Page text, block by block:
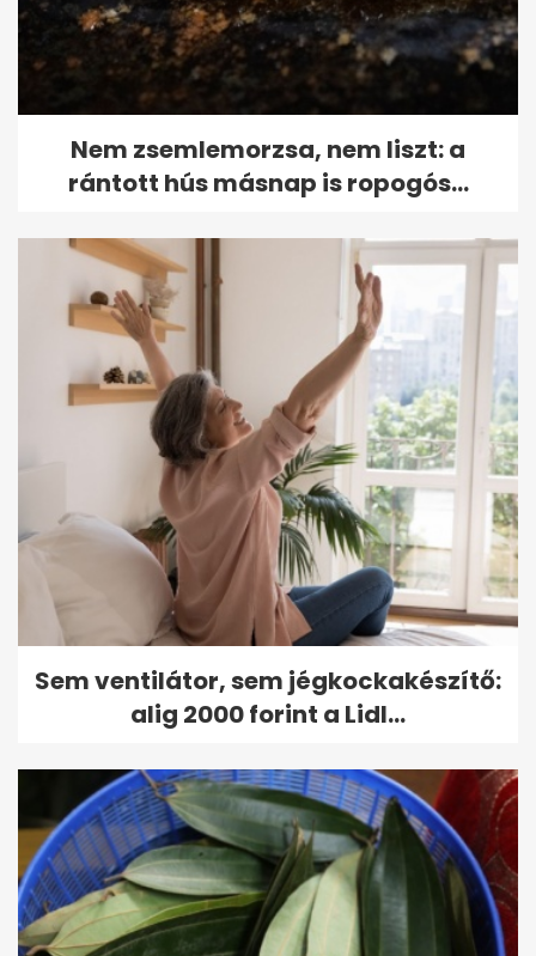
Nem zsemlemorzsa, nem liszt: a
rántott hús másnap is ropogós...
Sem ventilátor, sem jégkockakészítő:
alig 2000 forint a Lidl...